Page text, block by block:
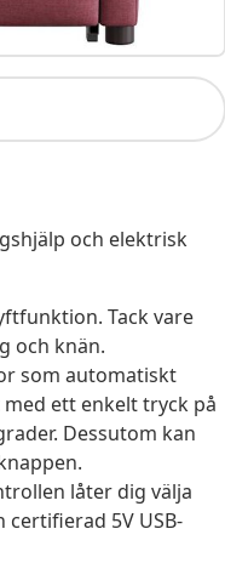
och elektrisk
Tack vare
och knän.
som automatiskt
ett enkelt tryck på
Dessutom kan
låter dig välja
5V USB-